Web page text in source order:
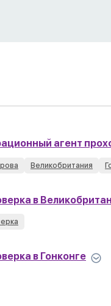
агент
Великобритания
в
в Гонконге